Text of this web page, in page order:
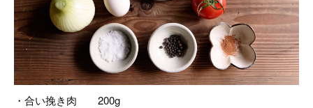
・合い挽き肉 200g